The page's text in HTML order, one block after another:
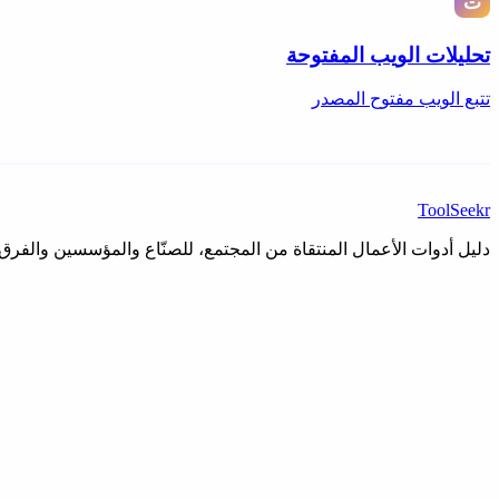
تحليلات الويب المفتوحة
تتبع الويب مفتوح المصدر
ToolSeekr
دليل أدوات الأعمال المنتقاة من المجتمع، للصنّاع والمؤسسين